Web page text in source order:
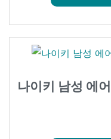
나이키 남성 에